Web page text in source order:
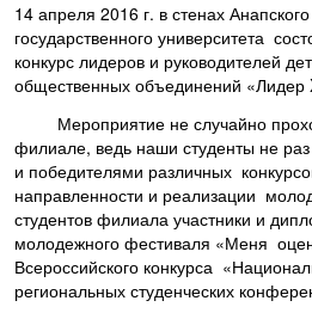
Балачка
Об
Библиотека
Регистрация и
14 апреля 2016 г. в стенах
государственного университета
конкурс лидеров и руководителей
общественных объединений «Лидер
Мероприятие не случайно
филиале, ведь наши студенты не раз
и победителями различных
направленности и реализации
студентов филиала участники и
молодежного фестиваля «Меня
Всероссийского конкурса
региональных студенческих